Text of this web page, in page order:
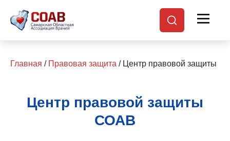
Главная / Правовая защита / Центр правовой защиты
Центр правовой защиты
СОАВ